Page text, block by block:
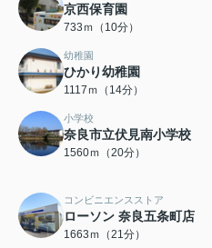
京西保育園
733ｍ（10分）
幼稚園
ひかり幼稚園
1117ｍ（14分）
小学校
奈良市立伏見南小学校
1560ｍ（20分）
コンビニエンスストア
ローソン 奈良五条町店
1663ｍ（21分）